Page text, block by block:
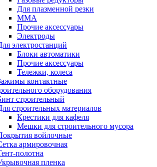
Для плазменной резки
ММА
Прочие аксессуары
Электроды
электростанций
Блоки автоматики
Прочие аксессуары
Тележки, колеса
контактные
оборудования
строительный
строительных материалов
Крестики для кафеля
Мешки для строительного мусора
войлочные
армировочная
полотна
пленка